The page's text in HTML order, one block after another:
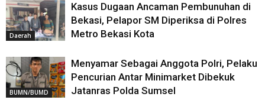
Daerah
Kasus Dugaan Ancaman Pembunuhan di
Bekasi, Pelapor SM Diperiksa di Polres
Metro Bekasi Kota
BUMN/BUMD
Menyamar Sebagai Anggota Polri, Pelaku
Pencurian Antar Minimarket Dibekuk
Jatanras Polda Sumsel